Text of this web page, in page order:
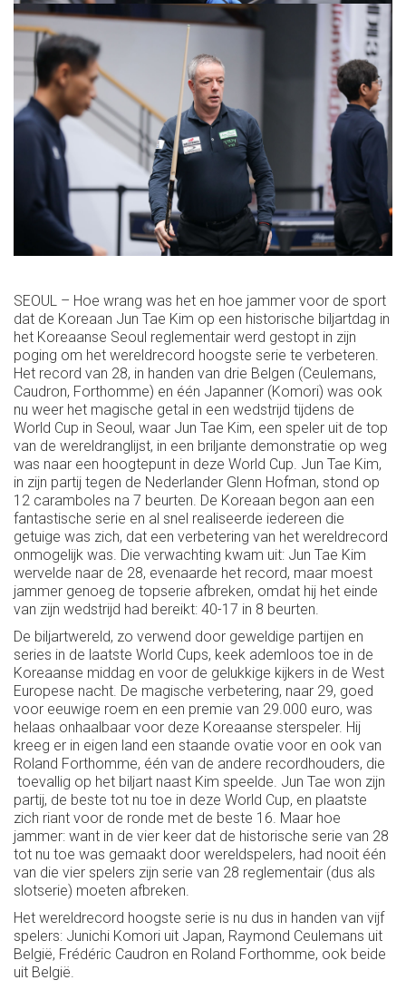
SEOUL – Hoe wrang was het en hoe jammer voor de sport
dat de Koreaan Jun Tae Kim op een historische biljartdag in
het Koreaanse Seoul reglementair werd gestopt in zijn
poging om het wereldrecord hoogste serie te verbeteren.
Het record van 28, in handen van drie Belgen (Ceulemans,
Caudron, Forthomme) en één Japanner (Komori) was ook
nu weer het magische getal in een wedstrijd tijdens de
World Cup in Seoul, waar Jun Tae Kim, een speler uit de top
van de wereldranglijst, in een briljante demonstratie op weg
was naar een hoogtepunt in deze World Cup. Jun Tae Kim,
in zijn partij tegen de Nederlander Glenn Hofman, stond op
12 caramboles na 7 beurten. De Koreaan begon aan een
fantastische serie en al snel realiseerde iedereen die
getuige was zich, dat een verbetering van het wereldrecord
onmogelijk was. Die verwachting kwam uit: Jun Tae Kim
wervelde naar de 28, evenaarde het record, maar moest
jammer genoeg de topserie afbreken, omdat hij het einde
van zijn wedstrijd had bereikt: 40-17 in 8 beurten.
De biljartwereld, zo verwend door geweldige partijen en
series in de laatste World Cups, keek ademloos toe in de
Koreaanse middag en voor de gelukkige kijkers in de West
Europese nacht. De magische verbetering, naar 29, goed
voor eeuwige roem en een premie van 29.000 euro, was
helaas onhaalbaar voor deze Koreaanse sterspeler. Hij
kreeg er in eigen land een staande ovatie voor en ook van
Roland Forthomme, één van de andere recordhouders, die
toevallig op het biljart naast Kim speelde. Jun Tae won zijn
partij, de beste tot nu toe in deze World Cup, en plaatste
zich riant voor de ronde met de beste 16. Maar hoe
jammer: want in de vier keer dat de historische serie van 28
tot nu toe was gemaakt door wereldspelers, had nooit één
van die vier spelers zijn serie van 28 reglementair (dus als
slotserie) moeten afbreken.
Het wereldrecord hoogste serie is nu dus in handen van vijf
spelers: Junichi Komori uit Japan, Raymond Ceulemans uit
België, Frédéric Caudron en Roland Forthomme, ook beide
uit België.